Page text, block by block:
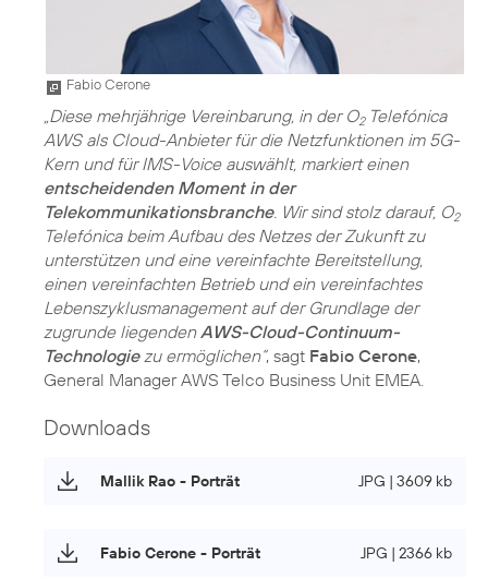
Fabio Cerone
„Diese mehrjährige Vereinbarung, in der O2Telefónica
AWS als Cloud-Anbieter für die Netzfunktionen im 5G-
Kern und für IMS-Voice auswählt, markiert einen
entscheidenden Moment in der
Telekommunikationsbranche. Wir sind stolz darauf, O2
Telefónica beim Aufbau des Netzes der Zukunft zu
unterstützen und eine vereinfachte Bereitstellung,
einen vereinfachten Betrieb und ein vereinfachtes
Lebenszyklusmanagement auf der Grundlage der
zugrunde liegendenAWS-Cloud-Continuum-
Technologiezu ermöglichen“, sagt Fabio Cerone,
General Manager AWS Telco Business Unit EMEA.
Downloads
Mallik Rao - Porträt JPG | 3609 kb
Fabio Cerone - Porträt JPG | 2366 kb